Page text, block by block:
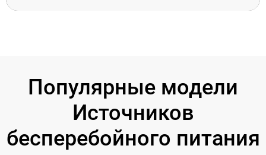
Популярные модели
Источников
бесперебойного питания